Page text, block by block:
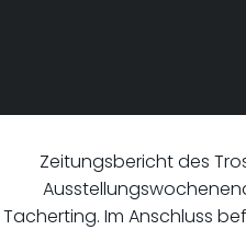
Zeitungsbericht des
Tacherting. Im Anschluss